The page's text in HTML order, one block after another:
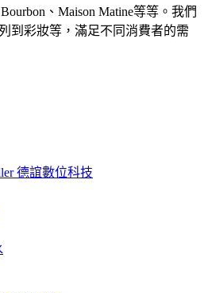
、Maison Matine等等。我們
到彩妝等，滿足不同消費者的需
德誼數位科技